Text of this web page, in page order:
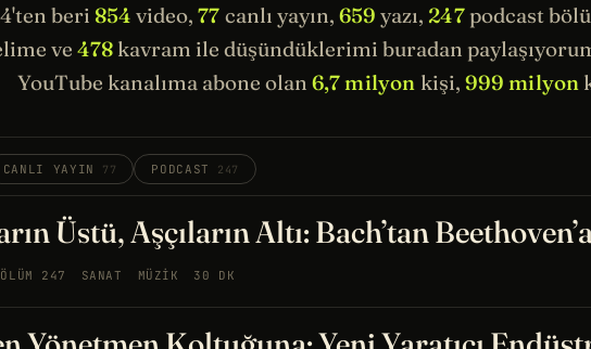
beri 854 video,77 canlı yayın, 659 yazı, 247podcast
ve 478 kavram ile düşündüklerimi buradan
YouTube kanalıma abone olan 6,7 milyon kişi, 999 milyon
CANLI YAYIN 77 PODCAST 247
Üstü, Aşçıların Altı: Bach’tan
247 SANAT MÜZIK 30 DK